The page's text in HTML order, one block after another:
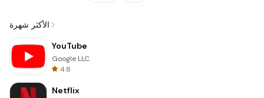
الأكثر شهرة
YouTube
Google LLC
4.8
Netflix